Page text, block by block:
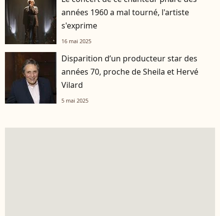
années 1960 a mal tourné, l'artiste
s'exprime
16 mai 2025
Disparition d’un producteur star des
années 70, proche de Sheila et Hervé
Vilard
5 mai 2025